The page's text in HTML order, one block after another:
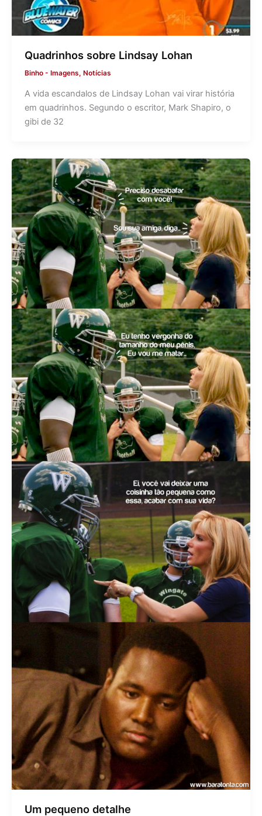
Quadrinhos sobre Lindsay Lohan
Binho - Imagens, Notícias
A vida escandalos de Lindsay Lohan vai virar história
em quadrinhos. Segundo o escritor, Mark Shapiro, o
gibi de 32
Um pequeno detalhe